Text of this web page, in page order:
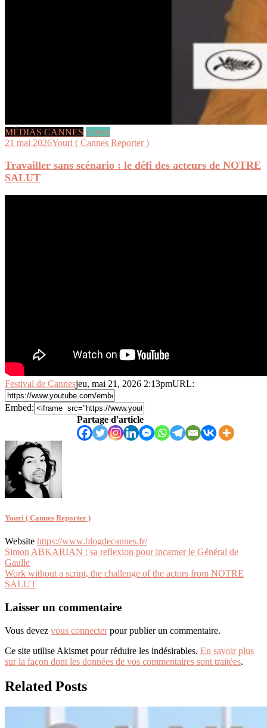
MÉDIAS CANNES videos
21 mai 2026Youri ( Cannes Reporter )
Travailler sans scénario : le défi des acteurs de NOTRE
SALUT
Festival de Cannesjeu, mai 21, 2026 2:13pmURL:
Embed:
Partage d'article
Youri ( Cannes Reporter )
Website https://www.blogdecannes.fr/
Navigation
de
l’article
Simon ABKARIAN : sa reflexion pour incarner le Général de
Gaulle
Work without a script, the challenge of the actors from NOTRE
SALUT
Laisser un commentaire
Vous devez vous connecterpour publier un commentaire.
Ce site utilise Akismet pour réduire les indésirables. En savoir plus
sur la façon dont les données de vos commentaires sont traitées.
Related Posts